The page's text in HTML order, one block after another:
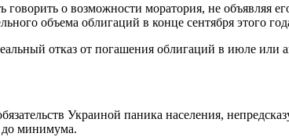
о возможности моратория, не объявляя
объема облигаций в конце сентября этого
отказ от погашения облигаций в июле или
Украиной паника населения,
до минимума.